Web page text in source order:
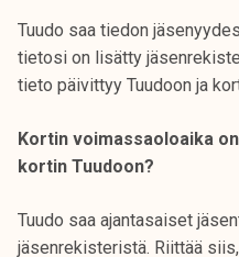
Tuudo saa tiedon
tietosi on lisätty
tieto päivittyy Tuudoon ja
Kortin voimassaoloaika
kortin Tuudoon?
Tuudo saa ajantasaiset
jäsenrekisteristä. Riittää